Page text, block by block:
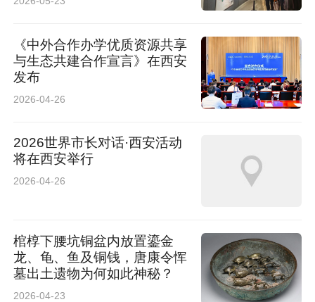
《中外合作办学优质资源共享
与生态共建合作宣言》在西安
发布
2026-04-26
2026世界市长对话·西安活动
将在西安举行
2026-04-26
棺椁下腰坑铜盆内放置鎏金
龙、龟、鱼及铜钱，唐康令恽
墓出土遗物为何如此神秘？
2026-04-23